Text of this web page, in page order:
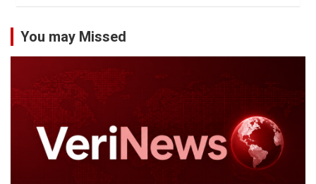
You may Missed